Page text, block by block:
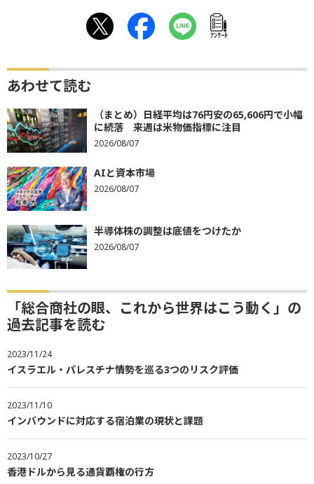
ｱﾝｹｰﾄ
あわせて読む
（まとめ）日経平均は76円安の65,606円で小幅
に続落 来週は米物価指標に注目
2026/08/07
AIと資本市場
2026/08/07
半導体株の調整は底値をつけたか
2026/08/07
「総合商社の眼、これから世界はこう動く」の
過去記事を読む
2023/11/24
イスラエル・パレスチナ情勢を巡る3つのリスク評価
2023/11/10
インバウンドに対応する宿泊業の現状と課題
2023/10/27
香港ドルから見る通貨覇権の行方